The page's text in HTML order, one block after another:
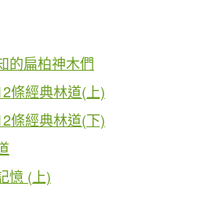
的扁柏神木們
條經典林道(上)
條經典林道(下)
憶 (上)